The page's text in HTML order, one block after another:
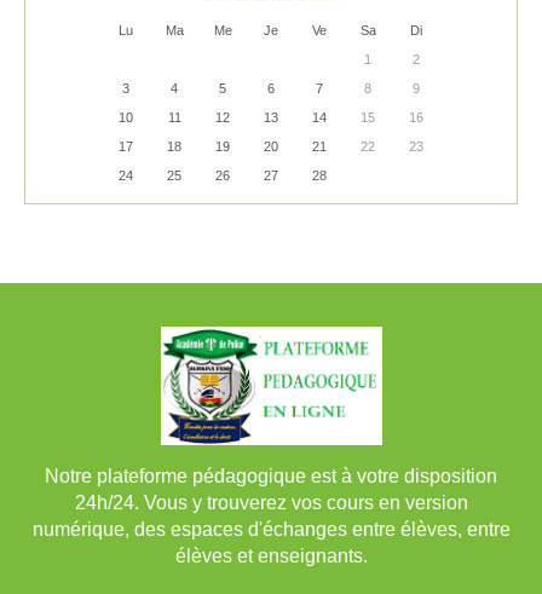
Lu Ma Me Je Ve Sa
Di
1
2
3
4 5 6 7 8
9
10
11 12 13 14 15
16
17
18 19 20 21 22
23
24
25 26 27 28
Notre plateforme pédagogique est à votre disposition
24h/24. Vous y trouverez vos cours en version
numérique, des espaces d'échanges entre élèves, entre
élèves et enseignants.